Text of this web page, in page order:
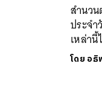
สำนว
ประจ
เหล่านี้
โดย อธิ